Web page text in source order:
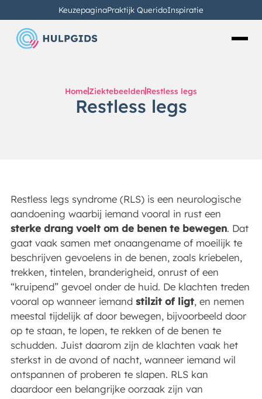
KeuzepaginaPraktijk QueridoInspiratie
HomeZiektebeeldenRestless legs
Restless legs
Restless legs syndrome (RLS) is een neurologische
aandoening waarbij iemand vooral in rust een
sterke drang voelt om de benen te bewegen. Dat
gaat vaak samen met onaangename of moeilijk te
beschrijven gevoelens in de benen, zoals kriebelen,
trekken, tintelen, branderigheid, onrust of een
“kruipend” gevoel onder de huid. De klachten treden
vooral op wanneer iemand stilzit of ligt, en nemen
meestal tijdelijk af door bewegen, bijvoorbeeld door
op te staan, te lopen, te rekken of de benen te
schudden. Juist daarom zijn de klachten vaak het
sterkst in de avond of nacht, wanneer iemand wil
ontspannen of proberen te slapen. RLS kan
daardoor een belangrijke oorzaak zijn van